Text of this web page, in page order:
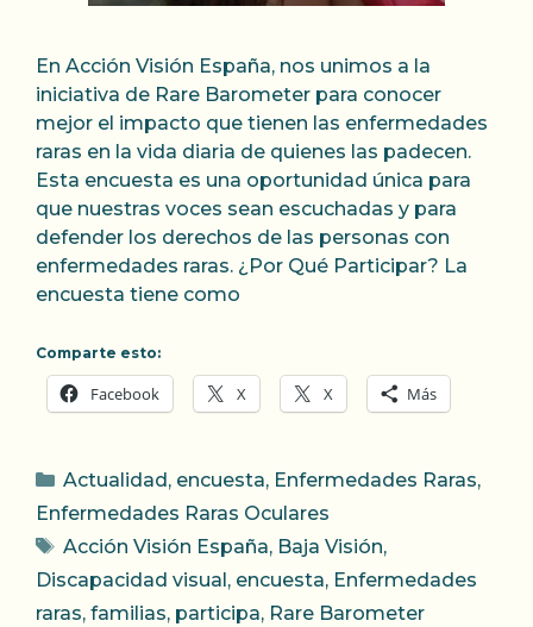
En Acción Visión España, nos unimos a la
iniciativa de Rare Barometer para conocer
mejor el impacto que tienen las enfermedades
raras en la vida diaria de quienes las padecen.
Esta encuesta es una oportunidad única para
que nuestras voces sean escuchadas y para
defender los derechos de las personas con
enfermedades raras. ¿Por Qué Participar? La
encuesta tiene como
Comparte esto:
Facebook X X Más
Categorías
Actualidad , encuesta, Enfermedades Raras,
Enfermedades Raras Oculares
Etiquetas
Acción Visión España, Baja Visión,
Discapacidad visual , encuesta, Enfermedades
raras, familias, participa, Rare Barometer